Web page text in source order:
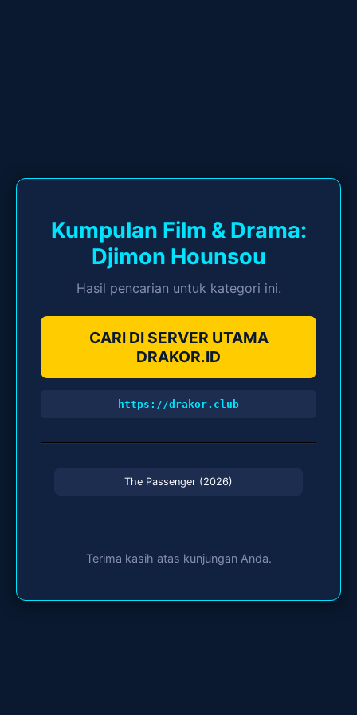
Kumpulan Film & Drama:
Djimon Hounsou
Hasil pencarian untuk kategori ini.
CARI DI SERVER UTAMA
DRAKOR.ID
https://drakor.club
The Passenger (2026)
Terima kasih atas kunjungan Anda.